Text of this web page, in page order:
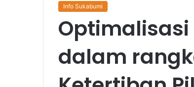
Info Sukabumi
dalam